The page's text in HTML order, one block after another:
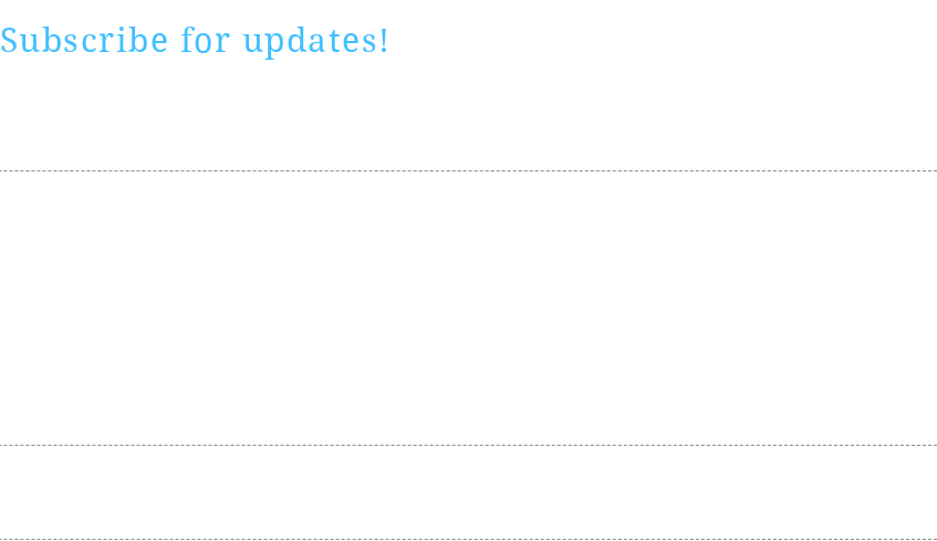
Subscribe for updates!